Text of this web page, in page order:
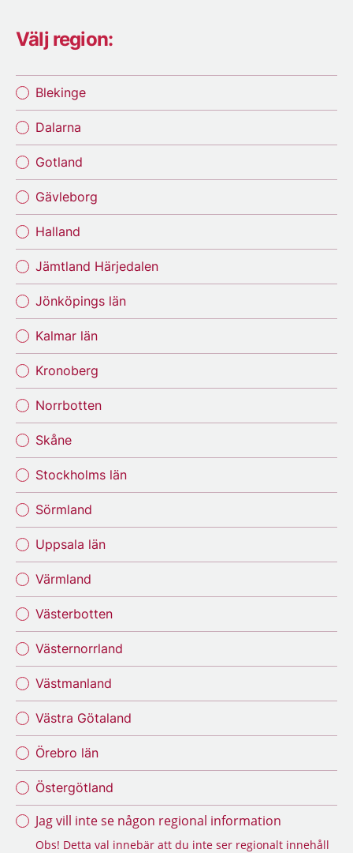
Välj region:
Blekinge
Dalarna
Gotland
Gävleborg
Halland
Jämtland Härjedalen
Jönköpings län
Kalmar län
Kronoberg
Norrbotten
Skåne
Stockholms län
Sörmland
Uppsala län
Värmland
Västerbotten
Västernorrland
Västmanland
Västra Götaland
Örebro län
Östergötland
Jag vill inte se någon regional information
Obs! Detta val innebär att du inte ser regionalt innehåll